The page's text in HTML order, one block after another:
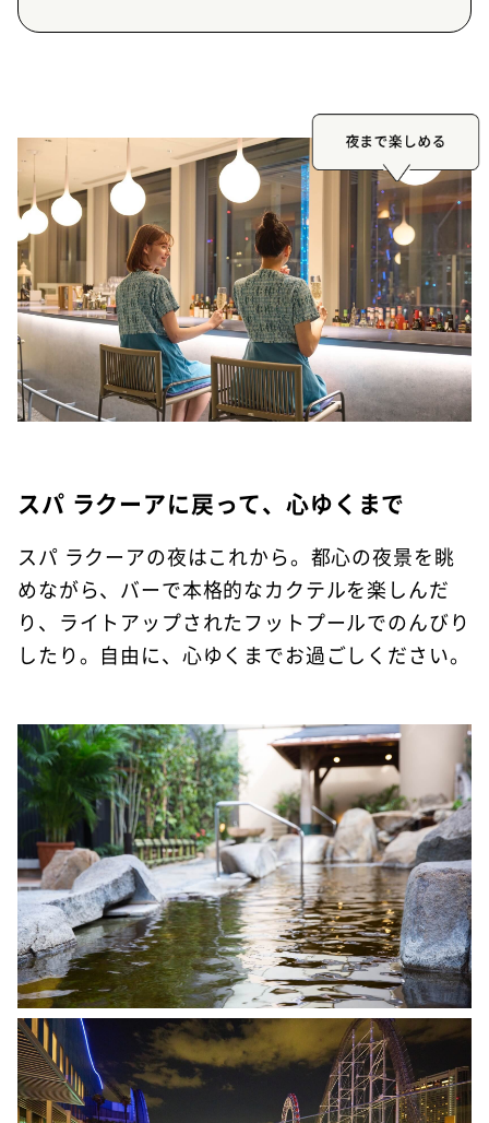
夜まで楽しめる
スパ ラクーアに戻って、心ゆくまで
スパ ラクーアの夜はこれから。都心の夜景を眺
めながら、バーで本格的なカクテルを楽しんだ
り、ライトアップされたフットプールでのんびり
したり。自由に、心ゆくまでお過ごしください。